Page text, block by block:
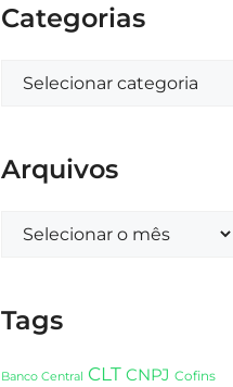
Categorias
Arquivos
Tags
Banco Central CLT CNPJ Cofins